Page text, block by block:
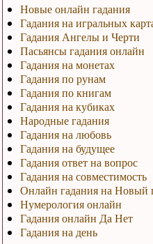
Новые онлайн гадания
Гадания на игральных
Гадания Ангелы и Черти
Пасьянсы гадания онлайн
Гадания на монетах
Гадания по рунам
Гадания по книгам
Гадания на кубиках
Народные гадания
Гадания на любовь
Гадания на будущее
Гадания ответ на вопрос
Гадания на совместимость
Онлайн гадания на Новый
Нумерология онлайн
Гадания онлайн Да Нет
Гадания на день